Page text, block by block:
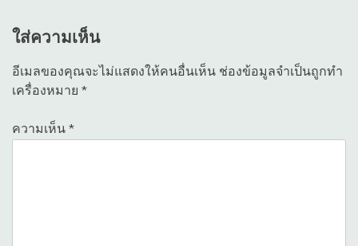
ใส่ความเห็น
อีเมลของคุณจะไม่แสดงให้คนอื่นเห็น ช่องข้อมูลจำเป็นถูกทำ
เครื่องหมาย *
ความเห็น *